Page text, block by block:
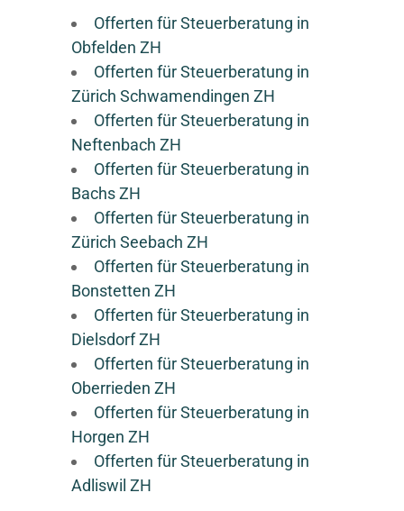
Offerten für Steuerberatung in
Obfelden ZH
Offerten für Steuerberatung in
Zürich Schwamendingen ZH
Offerten für Steuerberatung in
Neftenbach ZH
Offerten für Steuerberatung in
Bachs ZH
Offerten für Steuerberatung in
Zürich Seebach ZH
Offerten für Steuerberatung in
Bonstetten ZH
Offerten für Steuerberatung in
Dielsdorf ZH
Offerten für Steuerberatung in
Oberrieden ZH
Offerten für Steuerberatung in
Horgen ZH
Offerten für Steuerberatung in
Adliswil ZH